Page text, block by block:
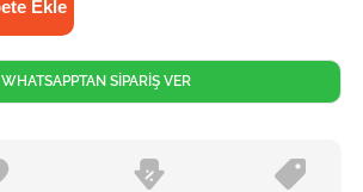
WHATSAPPTAN SİPARİŞ VER